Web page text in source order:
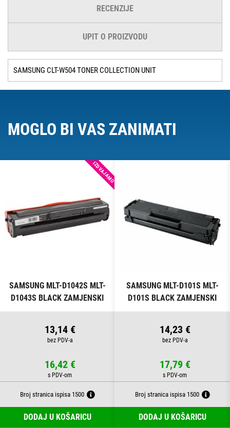
RECENZIJE
UPIT O PROIZVODU
SAMSUNG CLT-W504 TONER COLLECTION UNIT
MOGLO BI VAS ZANIMATI
IZDVAJAMO
SAMSUNG MLT-D1042S MLT-
D1043S BLACK ZAMJENSKI
TONER
13,14 €
16,42 €
Broj stranica ispisa 1500
DODAJ U KOŠARICU
SAMSUNG MLT-D101S MLT-
D101S BLACK ZAMJENSKI
TONER
14,23 €
17,79 €
Broj stranica ispisa 1500
DODAJ U KOŠARICU